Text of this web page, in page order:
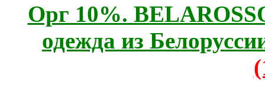
Орг 10%.
одежда из